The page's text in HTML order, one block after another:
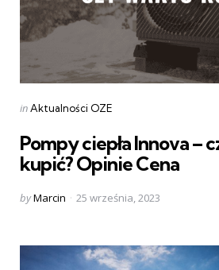
Categories
Posted
inAktualności OZE
Pompy ciepła Innova –
kupić? Opinie Cena
Posted
byMarcin 25 września, 2023